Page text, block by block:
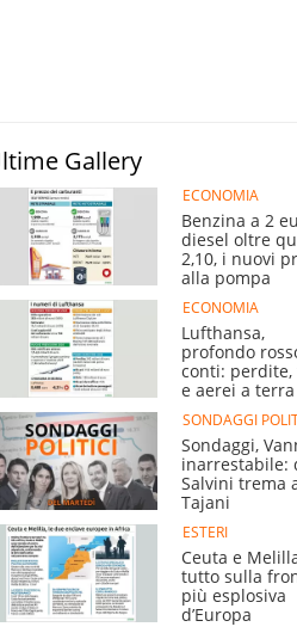
Gallery
ECONOMIA
Benzina a 2
diesel oltre
2,10, i nuovi
alla pompa
ECONOMIA
Lufthansa,
profondo
conti: perdite,
e aerei a terra
SONDAGGI
Sondaggi,
inarrestabile:
Salvini trema
Tajani
ESTERI
Ceuta e
tutto sulla
più esplosiva
d’Europa